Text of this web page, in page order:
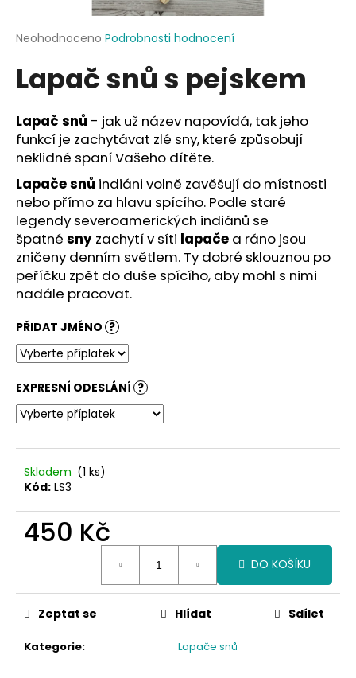
Průměrné
produktu
je
z
5
hvězdiček.
Neohodnoceno Podrobnosti hodnocení
Lapač snů s pejskem
Lapač snů - jak už název napovídá, tak jeho
funkcí je zachytávat zlé sny, které způsobují
neklidné spaní Vašeho dítěte.
Lapače snů indiáni volně zavěšují do místnosti
nebo přímo za hlavu spícího. Podle staré
legendy severoamerických indiánů se
špatné sny zachytí v síti lapače a ráno jsou
zničeny denním světlem. Ty dobré sklouznou po
peříčku zpět do duše spícího, aby mohl s nimi
nadále pracovat.
PŘIDAT JMÉNO ?
EXPRESNÍ ODESLÁNÍ ?
Skladem (1 ks)
Kód: LS3
450 Kč
DO KOŠÍKU
Kategorie: Lapače snů
Zeptat se Hlídat Sdílet
j
t
HLEDAT
D
o
p
r
u
č
j
e
m
e